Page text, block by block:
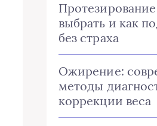
Протезирование
выбрать и как
без страха
Ожирение:
методы
коррекции веса